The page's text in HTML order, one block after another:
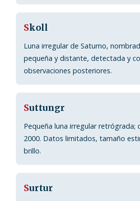
Skoll
Luna irregular de Saturno,
pequeña y distante, detectada y
observaciones posteriores.
Suttungr
Pequeña luna irregular retrógrada;
2000. Datos limitados, tamaño
brillo.
Surtur